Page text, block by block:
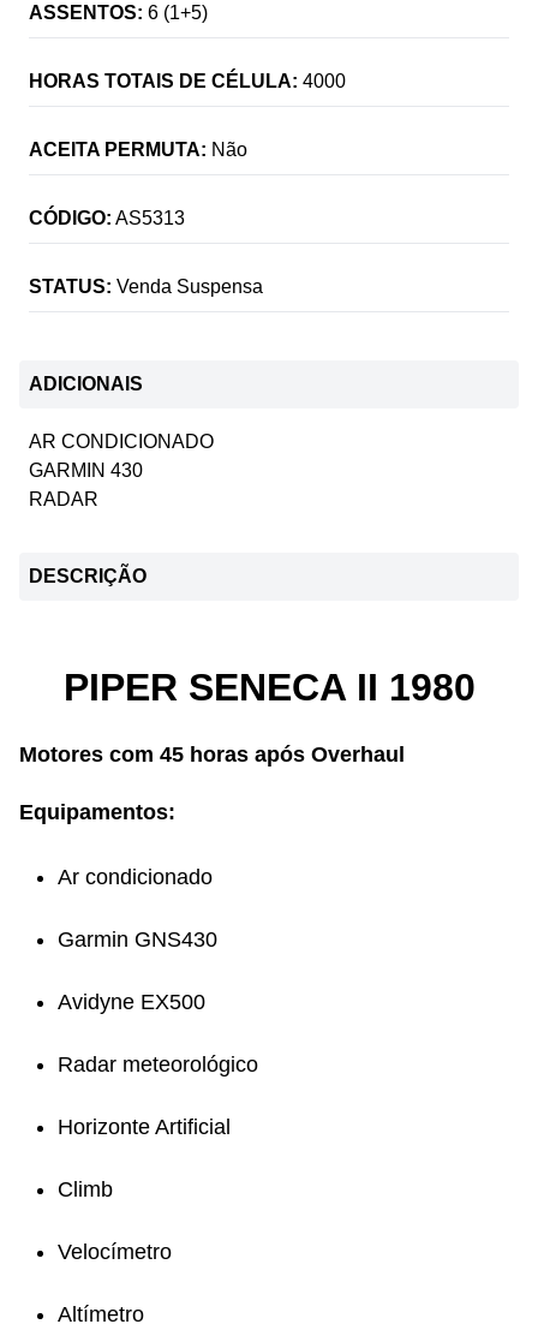
ASSENTOS: 6 (1+5)
HORAS TOTAIS DE CÉLULA: 4000
ACEITA PERMUTA: Não
CÓDIGO: AS5313
STATUS: Venda Suspensa
ADICIONAIS
AR CONDICIONADO
GARMIN 430
RADAR
DESCRIÇÃO
PIPER SENECA II 1980
Motores com 45 horas após Overhaul
Equipamentos:
Ar condicionado
Garmin GNS430
Avidyne EX500
Radar meteorológico
Horizonte Artificial
Climb
Velocímetro
Altímetro